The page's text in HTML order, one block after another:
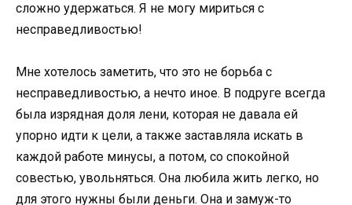
сложно удержаться. Я не могу мириться с
несправедливостью!
Мне хотелось заметить, что это не борьба с
несправедливостью, а нечто иное. В подруге всегда
была изрядная доля лени, которая не давала ей
упорно идти к цели, а также заставляла искать в
каждой работе минусы, а потом, со спокойной
совестью, увольняться. Она любила жить легко, но
для этого нужны были деньги. Она и замуж-то